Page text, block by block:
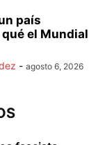
país
el Mundial
- agosto 6, 2026